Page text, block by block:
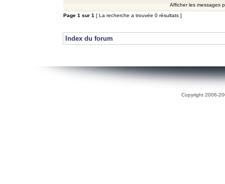
Afficher les messages
Page 1 sur 1 [ La recherche a trouvée 0 résultats ]
Index du forum
Copyright 2006-